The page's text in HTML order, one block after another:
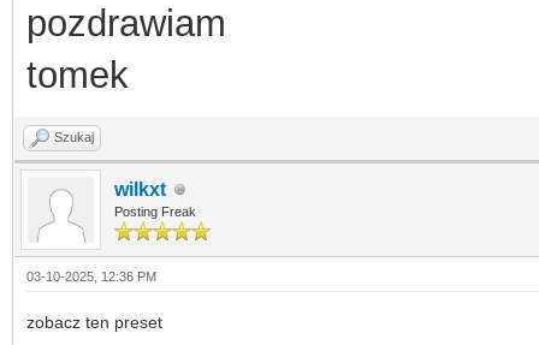
pozdrawiam
tomek
Szukaj
wilkxt
Posting Freak
03-10-2025, 12:36 PM
zobacz ten preset